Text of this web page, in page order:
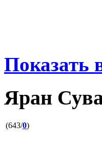
Показать
Яран
(643/0)